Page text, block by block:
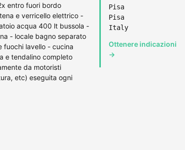
entro fuori bordo
e verricello elettrico -
acqua 400 lt bussola -
- locale bagno separato
fuochi lavello - cucina
e tendalino completo
da motoristi
etc) eseguita ogni
Pisa
Pisa
Italy
Ottenere indicazioni
→